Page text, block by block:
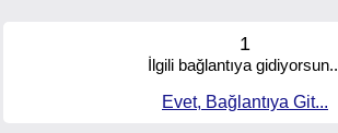
1
İlgili bağlantıya
Evet, Bağlantıya Git...